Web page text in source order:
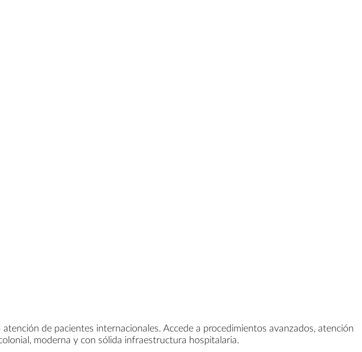
atención de pacientes internacionales. Accede a procedimientos avanzados, atención
moderna y con sólida infraestructura hospitalaria.